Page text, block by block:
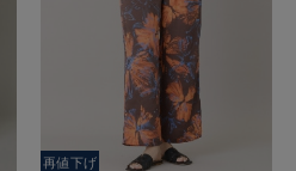
再値下げ